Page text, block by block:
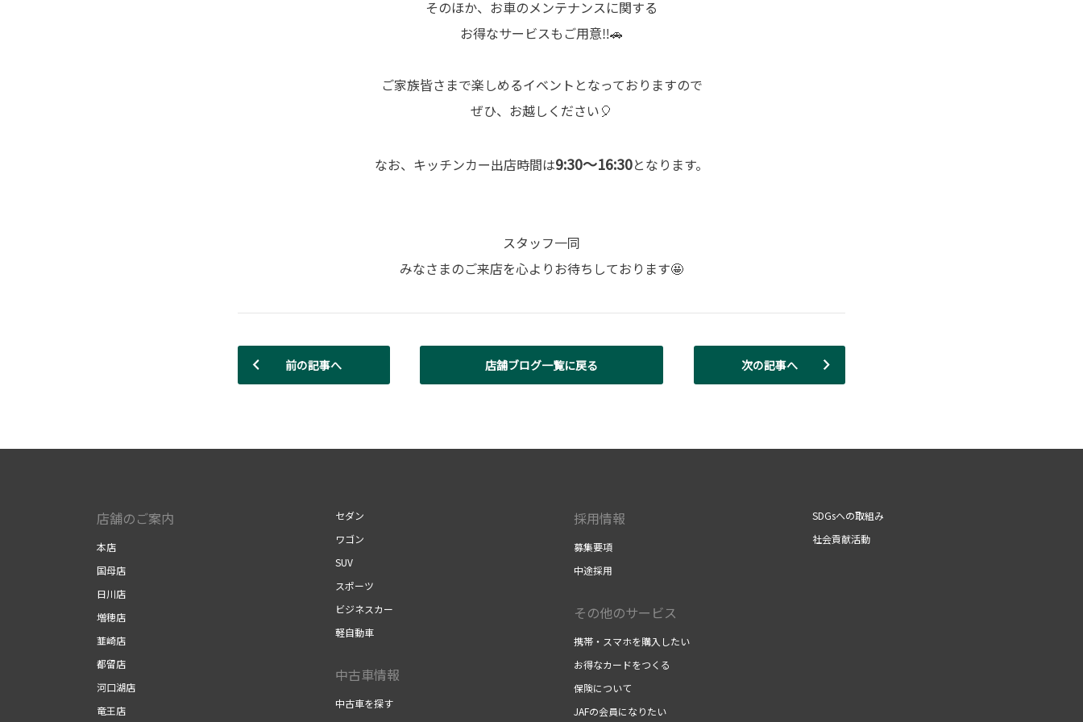
そのほか、お車のメンテナンスに関する
お得なサービスもご用意‼🚗
ご家族皆さまで楽しめるイベントとなっておりますので
ぜひ、お越しください🎈
なお、キッチンカー出店時間は9:30～16:30となります。
スタッフ一同
みなさまのご来店を心よりお待ちしております🤩
前の記事へ 店舗ブログ一覧に戻る 次の記事へ
店舗のご案内
本店
国母店
日川店
増穂店
韮崎店
都留店
河口湖店
竜王店
セダン
ワゴン
SUV
スポーツ
ビジネスカー
軽自動車
中古車情報
中古車を探す
採用情報
募集要項
中途採用
その他のサービス
携帯・スマホを購入したい
お得なカードをつくる
保険について
JAFの会員になりたい
SDGsへの取組み
社会貢献活動